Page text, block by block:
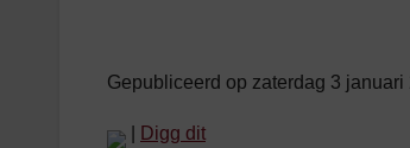
Gepubliceerd op zaterdag 3 januari
Digg dit